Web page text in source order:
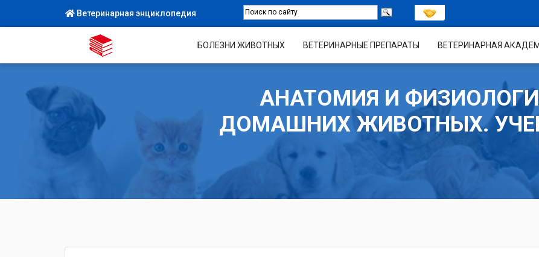
Ветеринарная энциклопедия
БОЛЕЗНИ ЖИВОТНЫХ ВЕТЕРИНАРНЫЕ ПРЕПАРАТЫ ВЕТЕРИНАРНАЯ
АНАТОМИЯ И
ДОМАШНИХ ЖИВОТНЫХ.